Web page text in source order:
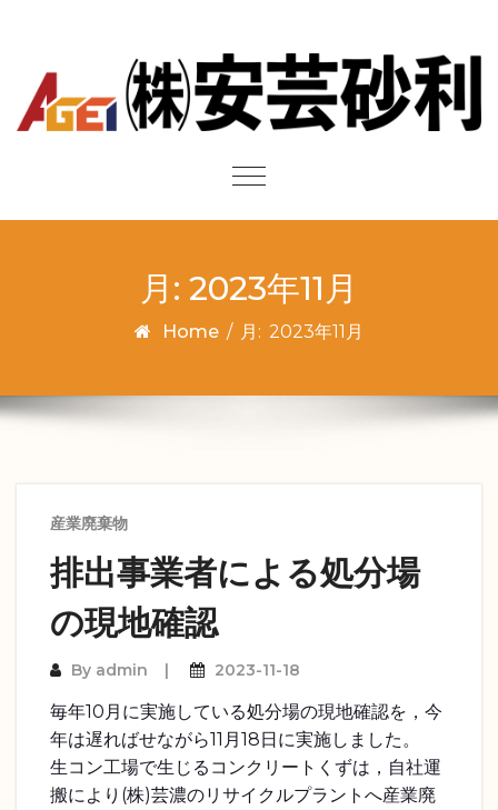
Toggle
月: 2023年11月
Home / 月: 2023年11月
産業廃棄物
排出事業者による処分場
の現地確認
By admin 2023-11-18
毎年10月に実施している処分場の現地確認を，今
年は遅ればせながら11月18日に実施しました。
生コン工場で生じるコンクリートくずは，自社運
搬により(株)芸濃のリサイクルプラントへ産業廃